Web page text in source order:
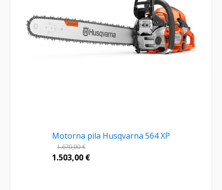
Motorna pila Husqvarna 564 XP
1.670,00€
1.503,00 €